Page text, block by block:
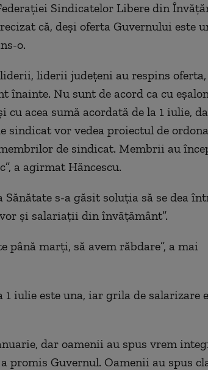
Sindicatelor Libere din
că, deşi oferta Guvernului este
o.
liderii judeţeni au respins
înainte. Nu sunt de acord ca cu
acea sumă acordată de la 1 iulie,
sindicat vor vedea proiectul de
de sindicat. Membrii au
a agirmat Hăncescu.
Sănătate s-a găsit soluţia să se dea
şi salariaţii din învăţământ”.
până marţi, să avem răbdare”, a mai
1 iulie este una, iar grila de salarizare
dar oamenii au spus vrem
promis Guvernul. Oamenii au spus